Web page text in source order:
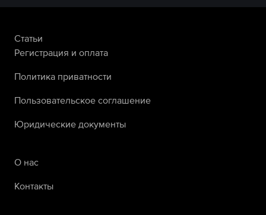
Статьи
Регистрация и оплата
Политика приватности
Пользовательское соглашение
Юридические документы
О нас
Контакты